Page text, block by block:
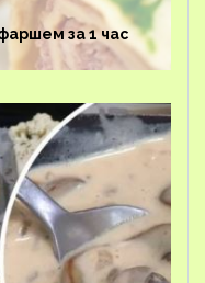
за 1 час